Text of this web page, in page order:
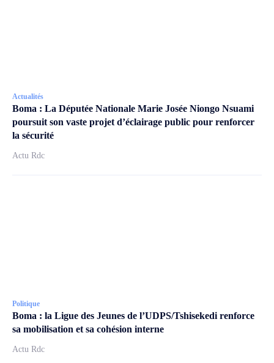
Actualités
Boma : La Députée Nationale Marie Josée Niongo Nsuami
poursuit son vaste projet d’éclairage public pour renforcer
la sécurité
Actu Rdc
Politique
Boma : la Ligue des Jeunes de l’UDPS/Tshisekedi renforce
sa mobilisation et sa cohésion interne
Actu Rdc